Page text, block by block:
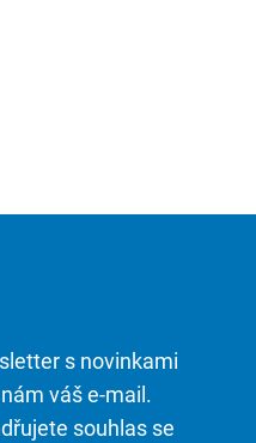
s novinkami
váš e-mail.
souhlas se